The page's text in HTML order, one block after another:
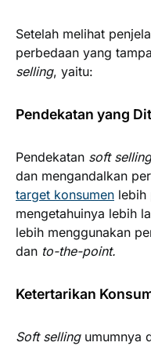
Setelah melihat
perbedaan yang
selling, yaitu:
Pendekatan yang
Pendekatan soft selling
dan mengandalkan
target konsumen lebih
mengetahuinya lebih
lebih menggunakan
dan to-the-point.
Ketertarikan
Soft sellingumumnya